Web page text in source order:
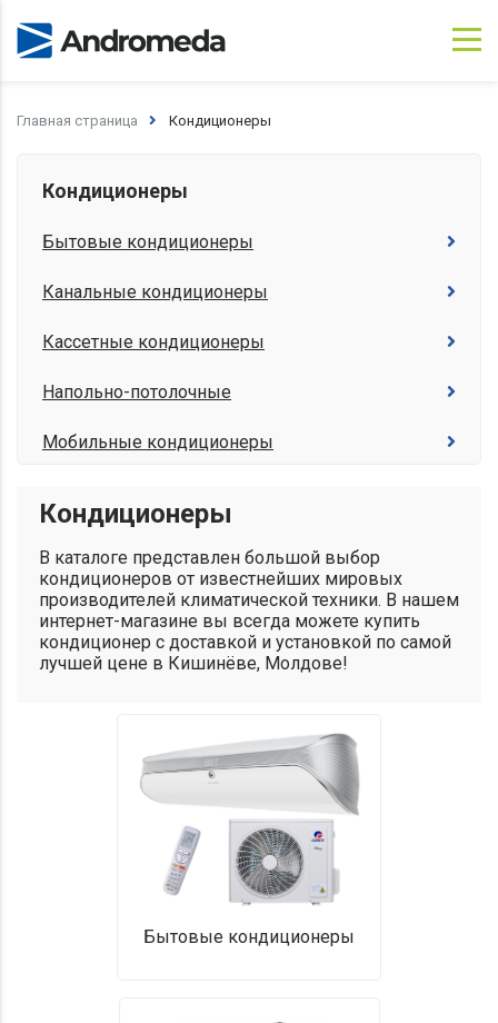
Главная страница Кондиционеры
Кондиционеры
Бытовые кондиционеры
Канальные кондиционеры
Кассетные кондиционеры
Напольно-потолочные
Мобильные кондиционеры
Кондиционеры
В каталоге представлен большой выбор
кондиционеров от известнейших мировых
производителей климатической техники. В нашем
интернет-магазине вы всегда можете купить
кондиционер с доставкой и установкой по самой
лучшей цене в Кишинёве, Молдове!
Бытовые кондиционеры
Обратный звонок
Имя
Номер телефона
Ваша заявка успешно отправлена!
Спасибо! Ваша заявка принята к рассмотрению!
Закрыть